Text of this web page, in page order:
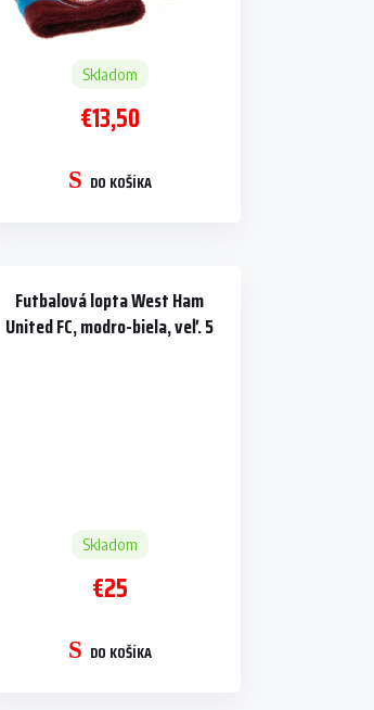
Skladom
€13,50
DO KOŠÍKA
Futbalová lopta West Ham
United FC, modro-biela, veľ. 5
Skladom
€25
DO KOŠÍKA